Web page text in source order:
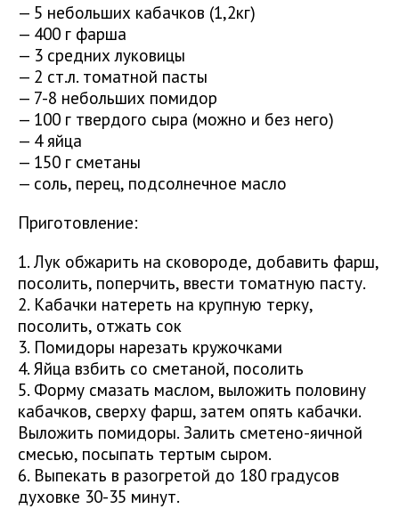
— 5 небольших кабачков (1,2кг)
— 400 г фарша
— 3 средних луковицы
— 2 ст.л. томатной пасты
— 7-8 небольших помидор
— 100 г твердого сыра (можно и без него)
— 4 яйца
— 150 г сметаны
— соль, перец, подсолнечное масло
Приготовление:
1. Лук обжарить на сковороде, добавить фарш,
посолить, поперчить, ввести томатную пасту.
2. Кабачки натереть на крупную терку,
посолить, отжать сок
3. Помидоры нарезать кружочками
4. Яйца взбить со сметаной, посолить
5. Форму смазать маслом, выложить половину
кабачков, сверху фарш, затем опять кабачки.
Выложить помидоры. Залить сметено-яичной
смесью, посыпать тертым сыром.
6. Выпекать в разогретой до 180 градусов
духовке 30-35 минут.